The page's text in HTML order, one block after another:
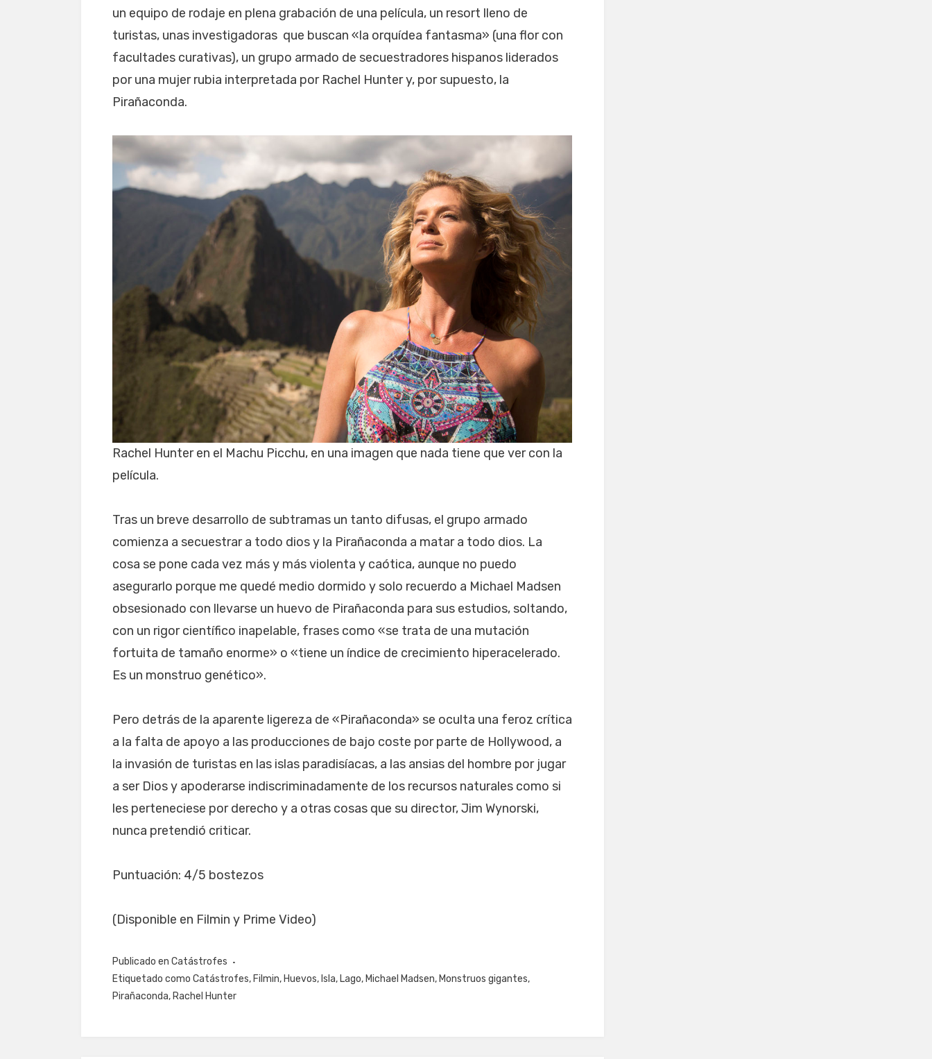
un equipo de rodaje en plena grabación de una película, un resort lleno de
turistas, unas investigadoras que buscan «la orquídea fantasma» (una flor con
facultades curativas), un grupo armado de secuestradores hispanos liderados
por una mujer rubia interpretada por Rachel Hunter y, por supuesto, la
Pirañaconda.
Rachel Hunter en el Machu Picchu, en una imagen que nada tiene que ver con la
película.
Tras un breve desarrollo de subtramas un tanto difusas, el grupo armado
comienza a secuestrar a todo dios y la Pirañaconda a matar a todo dios. La
cosa se pone cada vez más y más violenta y caótica, aunque no puedo
asegurarlo porque me quedé medio dormido y solo recuerdo a Michael Madsen
obsesionado con llevarse un huevo de Pirañaconda para sus estudios, soltando,
con un rigor científico inapelable, frases como «se trata de una mutación
fortuita de tamaño enorme» o «tiene un índice de crecimiento hiperacelerado.
Es un monstruo genético».
Pero detrás de la aparente ligereza de «Pirañaconda» se oculta una feroz crítica
a la falta de apoyo a las producciones de bajo coste por parte de Hollywood, a
la invasión de turistas en las islas paradisíacas, a las ansias del hombre por jugar
a ser Dios y apoderarse indiscriminadamente de los recursos naturales como si
les perteneciese por derecho y a otras cosas que su director, Jim Wynorski,
nunca pretendió criticar.
Puntuación: 4/5 bostezos
(Disponible en Filmin y Prime Video)
Publicado en Catástrofes
Etiquetado como Catástrofes, Filmin, Huevos, Isla, Lago, Michael Madsen, Monstruos gigantes,
Pirañaconda, Rachel Hunter